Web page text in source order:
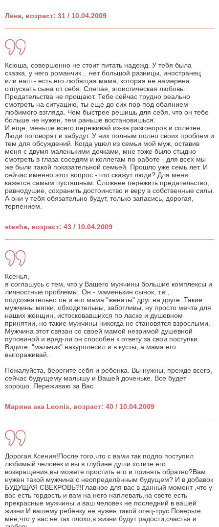
Лена, возраст: 31 / 10.04.2009
Ксюша, совершенно не стоит питать надежд. У тебя была
сказка, у него романчик... нет большой разницы, иностранец
или наш - есть его любящая мама, которая не намерена
отпускать сына от себя. Слепая, эгоистическая любовь.
Предательства не прощают. Тебе сейчас трудно реально
смотреть на ситуацию, ты еще до сих пор под обаянием
любимого взгляда. Чем быстрее решишь для себя, что он тебе
больше не нужен, тем раньше востановишься.
И еще, меньше всего переживай из-за разговоров и сплетен.
Люди поговорят и забудут. У них полным полно своих проблем и
тем для обсуждений. Когда ушел из семьи мой муж, оставив
меня с двумя маленькими дочками, мне тоже было стыдно
смотреть в глаза соседям и коллегам по работе - для всех мы
же были такой показательной семьей. Прошло уже семь лет. И
сейчас именно этот вопрос - что скажут люди? Для меня
кажется самым пустяшным. Сложнее пережить предательство,
равнодушие, сохранить достоинство и веру в собственные силы.
А они у тебя обязательно будут, только запасись, дорогая,
терпением.
stesha, возраст: 43 / 10.04.2009
Ксенья,
я соглашусь с тем, что у Вашего мужчины большие комплексы и
личностные проблемы. Он - маменькин сынок, т.е.,
подсознательно он и его мама "женаты" друг на друге. Такие
мужчины мягки, обходительны, заботливы, ну просто мечта для
наших женщин, истосковавшихся по ласке и душевном
принятии, но такие мужчины никогда не становятся взрослыми.
Мужчина этот связан со своей мамой незримой душевной
пуповиной и вряд-ли он способен к ответу за свои поступки.
Видите, "мальчик" накуролесил и в кусты, а мама его
выгораживай.
Пожалуйста, берегите себя и ребенка. Вы нужны, прежде всего,
сейчас будущему малышу и Вашей доченьке. Все будет
хорошо. Переживаю за Вас.
Марина ака Leonis, возраст: 40 / 10.04.2009
Дорогая Ксения!После того,что с вами так подло поступил
любимый человек и вы в глубине души хотите его
возвращения,вы можете простить его и принять обратно?Вам
нужен такой мужчина с неопределённым будущем? И в добавок
БУДУЩАЯ СВЕКРОВЬ?!Главное для вас в данный момент ,что у
вас есть гордость и вам на него наплевать,на свете есть
прекрасные мужчины и ваш человек не последний в вашей
жизни.И вашему ребёнку не нужен такой отец-трус.Поверьте
мне,что у вас не так плохо,в жизни будут радости,счастья и